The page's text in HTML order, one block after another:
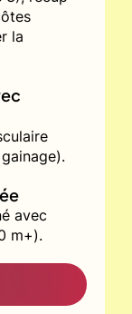
la
avec
m+).